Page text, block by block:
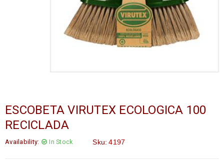
ESCOBETA VIRUTEX ECOLOGICA 100
RECICLADA
Availability: In Stock Sku: 4197